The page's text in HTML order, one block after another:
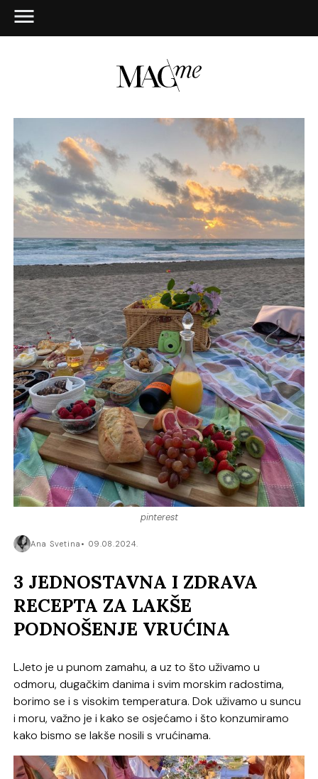
pinterest
Ana Svetina 09.08.2024.
3 JEDNOSTAVNA I ZDRAVA
RECEPTA ZA LAKŠE
PODNOŠENJE VRUĆINA
LJeto je u punom zamahu, a uz to što uživamo u
odmoru, dugačkim danima i svim morskim radostima,
borimo se i s visokim temperatura. Dok uživamo u suncu
i moru, važno je i kako se osjećamo i što konzumiramo
kako bismo se lakše nosili s vrućinama.